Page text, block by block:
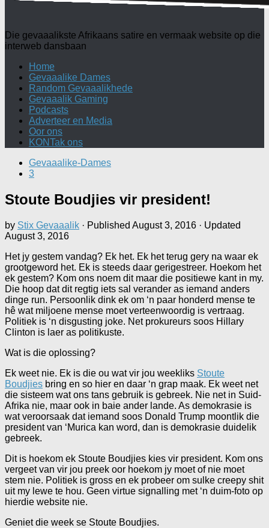
Die gevaaalikste Afrikaans satire en vermaak website op die
interweb dansbaan
Home
Gevaaalike Dames
Random Gevaaalikhede
Gevaaalik Gaming
Podcasts
Adverteer en Media
Oor ons
KONTak ons
Gevaaalike-Dames
3
Stoute Boudjies vir president!
by Stix Gevaaalik · Published August 3, 2016 · Updated
August 3, 2016
Het jy gestem vandag? Ek het. Ek het terug gery na waar ek
grootgeword het. Ek is steeds daar gerigestreer. Hoekom het
ek gestem? Kom ons noem dit maar die positiewe kant in my.
Die hoop dat dit regtig iets sal verander as iemand anders
dinge run. Persoonlik dink ek om ‘n paar honderd mense te
hê wat miljoene mense moet verteenwoordig is vertraag.
Politiek is ‘n disgusting joke. Net prokureurs soos Hillary
Clinton is laer as politikuste.
Wat is die oplossing?
Ek weet nie. Ek is die ou wat vir jou weekliks Stoute
Boudjies bring en so hier en daar ‘n grap maak. Ek weet net
die sisteem wat ons tans gebruik is gebreek. Nie net in Suid-
Afrika nie, maar ook in baie ander lande. As demokrasie is
wat veroorsaak dat iemand soos Donald Trump moontlik die
president van ‘Murica kan word, dan is demokrasie duidelik
gebreek.
Dit is hoekom ek Stoute Boudjies kies vir president. Kom ons
vergeet van vir jou preek oor hoekom jy moet of nie moet
stem nie. Politiek is gross en ek probeer om sulke creepy shit
uit my lewe te hou. Geen virtue signalling met ‘n duim-foto op
hierdie website nie.
Geniet die week se Stoute Boudjies.